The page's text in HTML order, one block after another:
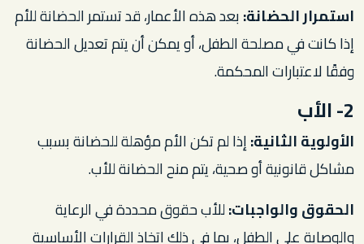
استمرار الحضانة:بعد هذه الأعمار، قد تستمر الحضانة للأم
إذا كانت في مصلحة الطفل، أو يمكن أن يتم تعديل الحضانة
وفقًا لاعتبارات المحكمة.
2- الأب
الأولوية الثانية:إذا لم تكن الأم مؤهلة للحضانة بسبب
مشاكل قانونية أو صحية، يتم منح الحضانة للأب.
الحقوق والواجبات:للأب حقوق محددة في الرعاية
والوصاية على الطفل، بما في ذلك اتخاذ القرارات الأساسية